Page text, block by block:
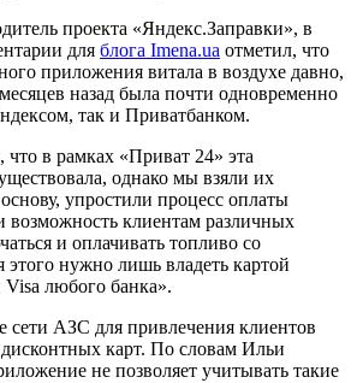
проекта «Яндекс.Заправки», в
для блога Imena.ua отметил, что
приложения витала в воздухе давно,
назад была почти одновременно
так и Приватбанком.
что в рамках «Приват 24» эта
однако мы взяли их
упростили процесс оплаты
возможность клиентам различных
и оплачивать топливо со
этого нужно лишь владеть картой
любого банка».
сети АЗС для привлечения клиентов
карт. По словам Ильи
не позволяет учитывать такие